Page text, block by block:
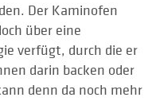
Der Kaminofen
über eine
verfügt, durch die er
darin backen oder
denn da noch mehr